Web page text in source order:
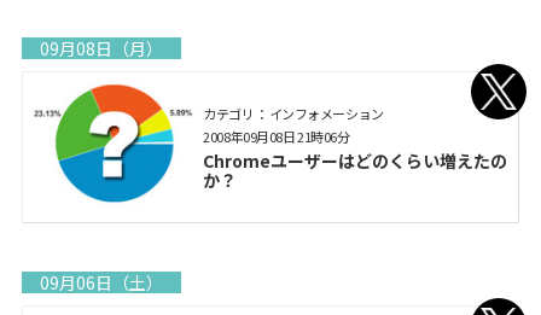
09月08日（月）
カテゴリ： インフォメーション
Chromeユーザーはどのくらい増えたの
か？
2008年09月08日 21時06分
09月06日（土）